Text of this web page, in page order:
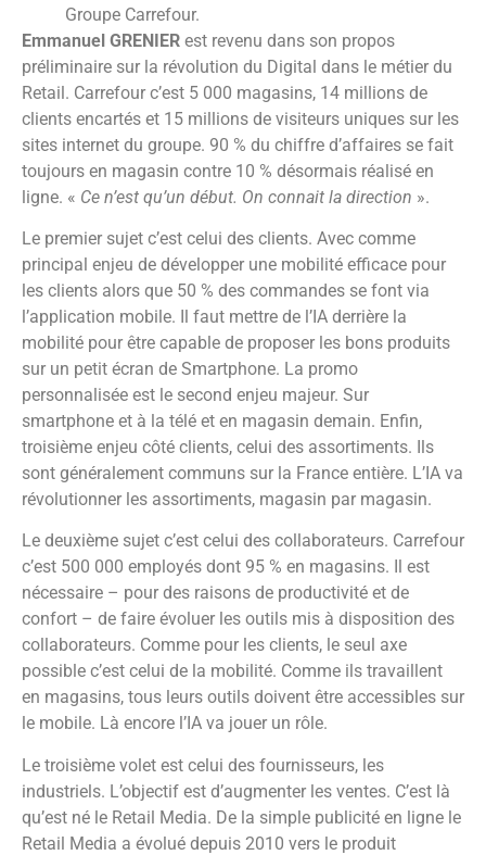
Groupe Carrefour.
Emmanuel GRENIER est revenu dans son propos
préliminaire sur la révolution du Digital dans le métier du
Retail. Carrefour c’est 5 000 magasins, 14 millions de
clients encartés et 15 millions de visiteurs uniques sur les
sites internet du groupe. 90 % du chiffre d’affaires se fait
toujours en magasin contre 10 % désormais réalisé en
ligne. « Ce n’est qu’un début. On connait la direction ».
Le premier sujet c’est celui des clients. Avec comme
principal enjeu de développer une mobilité efficace pour
les clients alors que 50 % des commandes se font via
l’application mobile. Il faut mettre de l’IA derrière la
mobilité pour être capable de proposer les bons produits
sur un petit écran de Smartphone. La promo
personnalisée est le second enjeu majeur. Sur
smartphone et à la télé et en magasin demain. Enfin,
troisième enjeu côté clients, celui des assortiments. Ils
sont généralement communs sur la France entière. L’IA va
révolutionner les assortiments, magasin par magasin.
Le deuxième sujet c’est celui des collaborateurs. Carrefour
c’est 500 000 employés dont 95 % en magasins. Il est
nécessaire – pour des raisons de productivité et de
confort – de faire évoluer les outils mis à disposition des
collaborateurs. Comme pour les clients, le seul axe
possible c’est celui de la mobilité. Comme ils travaillent
en magasins, tous leurs outils doivent être accessibles sur
le mobile. Là encore l’IA va jouer un rôle.
Le troisième volet est celui des fournisseurs, les
industriels. L’objectif est d’augmenter les ventes. C’est là
qu’est né le Retail Media. De la simple publicité en ligne le
Retail Media a évolué depuis 2010 vers le produit